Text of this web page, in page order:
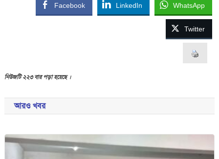
Facebook LinkedIn WhatsApp
Twitter
নিউজটি ২২৩ বার পড়া হয়েছে ।
আরও খবর